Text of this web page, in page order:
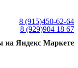
8 (915)450-62-64
8 (929)904 18 67
на Яндекс Маркете